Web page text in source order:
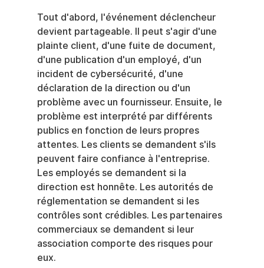
Tout d'abord, l'événement déclencheur
devient partageable. Il peut s'agir d'une
plainte client, d'une fuite de document,
d'une publication d'un employé, d'un
incident de cybersécurité, d'une
déclaration de la direction ou d'un
problème avec un fournisseur. Ensuite, le
problème est interprété par différents
publics en fonction de leurs propres
attentes. Les clients se demandent s'ils
peuvent faire confiance à l'entreprise.
Les employés se demandent si la
direction est honnête. Les autorités de
réglementation se demandent si les
contrôles sont crédibles. Les partenaires
commerciaux se demandent si leur
association comporte des risques pour
eux.